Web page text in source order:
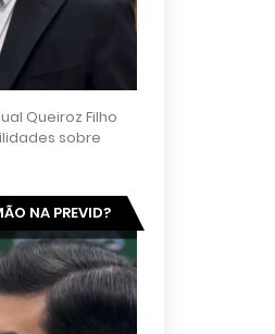
Queiroz Filho
sobre
NA PREVID?